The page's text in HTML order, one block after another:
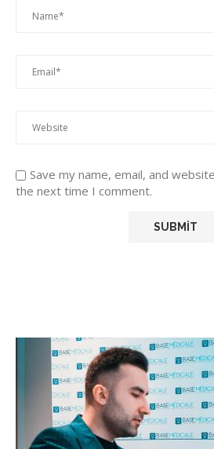
Save my name, email, and
the next time I comment.